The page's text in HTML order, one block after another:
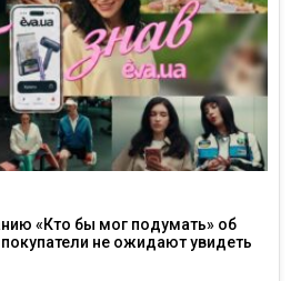
«Кто бы мог подумать» об
не ожидают увидеть